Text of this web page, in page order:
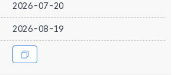
2026-07-20
2026-08-19